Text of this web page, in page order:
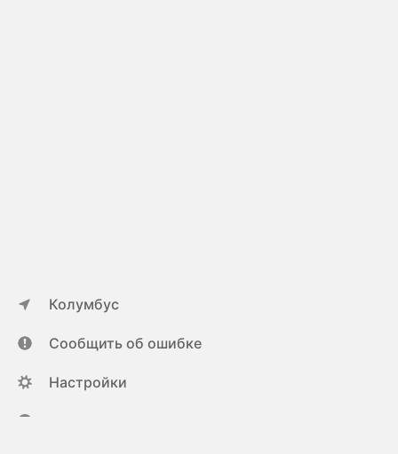
Колумбус
Сообщить об ошибке
Настройки